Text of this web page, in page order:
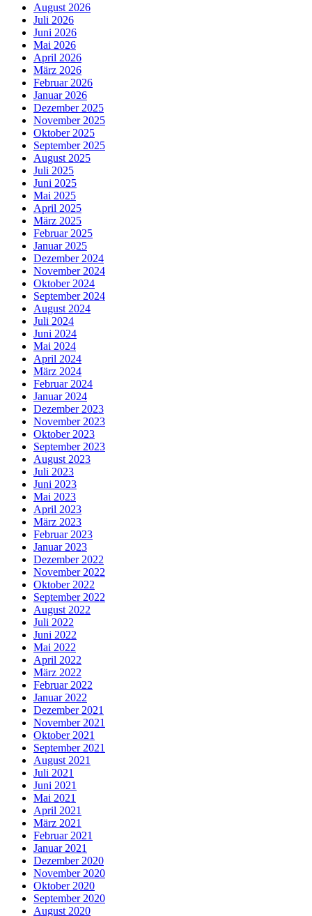
August 2026
Juli 2026
Juni 2026
Mai 2026
April 2026
März 2026
Februar 2026
Januar 2026
Dezember 2025
November 2025
Oktober 2025
September 2025
August 2025
Juli 2025
Juni 2025
Mai 2025
April 2025
März 2025
Februar 2025
Januar 2025
Dezember 2024
November 2024
Oktober 2024
September 2024
August 2024
Juli 2024
Juni 2024
Mai 2024
April 2024
März 2024
Februar 2024
Januar 2024
Dezember 2023
November 2023
Oktober 2023
September 2023
August 2023
Juli 2023
Juni 2023
Mai 2023
April 2023
März 2023
Februar 2023
Januar 2023
Dezember 2022
November 2022
Oktober 2022
September 2022
August 2022
Juli 2022
Juni 2022
Mai 2022
April 2022
März 2022
Februar 2022
Januar 2022
Dezember 2021
November 2021
Oktober 2021
September 2021
August 2021
Juli 2021
Juni 2021
Mai 2021
April 2021
März 2021
Februar 2021
Januar 2021
Dezember 2020
November 2020
Oktober 2020
September 2020
August 2020